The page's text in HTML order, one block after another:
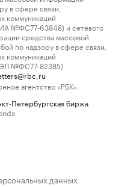
в сфере связи,
коммуникаций
№ФС77-63848) и сетевого
средства массовой
по надзору в сфере связи,
коммуникаций
ЭЛ №ФС77-82385)
агентство «РБК».
Петербургская биржа
данных